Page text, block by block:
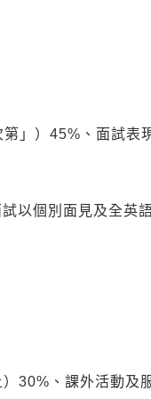
」）45%、面試表
以個別面見及全英
30%、課外活動及